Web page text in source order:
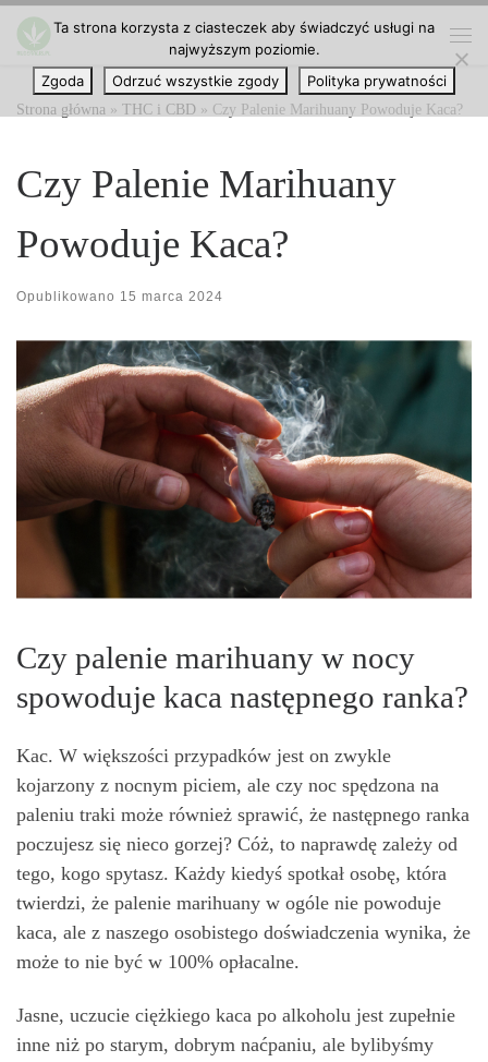
Przejdź do treści
Strona główna » THC i CBD » Czy Palenie Marihuany Powoduje Kaca?
Czy Palenie Marihuany
Powoduje Kaca?
Opublikowano 15 marca 2024
Czy palenie marihuany w nocy
spowoduje kaca następnego ranka?
Kac. W większości przypadków jest on zwykle
kojarzony z nocnym piciem, ale czy noc spędzona na
paleniu traki może również sprawić, że następnego ranka
poczujesz się nieco gorzej? Cóż, to naprawdę zależy od
tego, kogo spytasz. Każdy kiedyś spotkał osobę, która
twierdzi, że palenie marihuany w ogóle nie powoduje
kaca, ale z naszego osobistego doświadczenia wynika, że
może to nie być w 100% opłacalne.
Jasne, uczucie ciężkiego kaca po alkoholu jest zupełnie
inne niż po starym, dobrym naćpaniu, ale bylibyśmy
Ta strona korzysta z ciasteczek aby świadczyć usługi na
najwyższym poziomie.
Zgoda
Odrzuć wszystkie zgody Polityka prywatności